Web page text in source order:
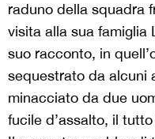
raduno della squadra
visita alla sua famiglia
suo racconto, in
sequestrato da alcuni
minacciato da due
fucile d’assalto, il